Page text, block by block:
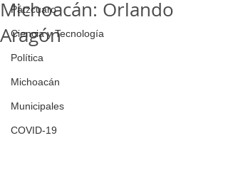
Pátzcuaro
Ciencia y Tecnología
Política
Michoacán
Municipales
COVID-19
Michoacán: Orlando
Aragón